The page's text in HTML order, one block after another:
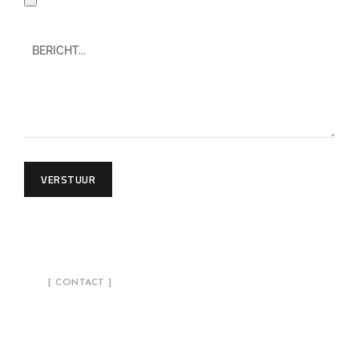
VERSTUUR
[ CONTACT ]